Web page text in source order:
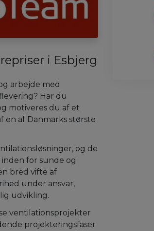
i Esbjerg
arbejde med
Har du
motiveres du af et
en af Danmarks største
og de
for sunde og
bred vifte af
under ansvar,
udvikling.
ventilationsprojekter
projekteringsfaser